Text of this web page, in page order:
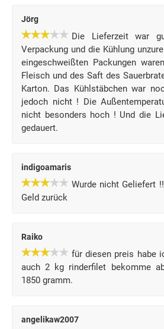
Jörg
Die Lieferzeit war
Verpackung und die Kühlung
eingeschweißten Packungen
Fleisch und des Saft des
Karton. Das Kühlstäbchen war
jedoch nicht ! Die
nicht besonders hoch ! Und die
gedauert.
indigoamaris
Wurde nicht Geliefert
Geld zurück
Raiko
für diesen preis habe
auch 2 kg rinderfilet bekomme
1850 gramm.
angelikaw2007